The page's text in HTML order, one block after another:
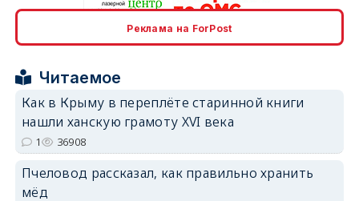
Реклама на ForPost
Читаемое
Как в Крыму в переплёте старинной книги
нашли ханскую грамоту XVI века
1 36908
Пчеловод рассказал, как правильно хранить
мёд